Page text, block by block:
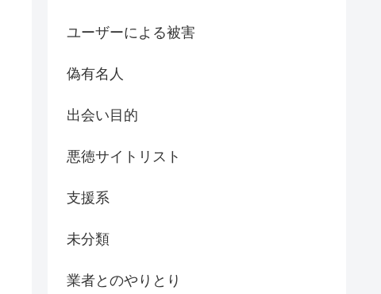
ユーザーによる被害
偽有名人
出会い目的
悪徳サイトリスト
支援系
未分類
業者とのやりとり